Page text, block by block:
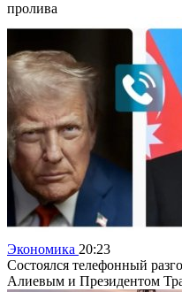
пролива
Экономика 20:23
Состоялся телефонный
Алиевым и Президентом